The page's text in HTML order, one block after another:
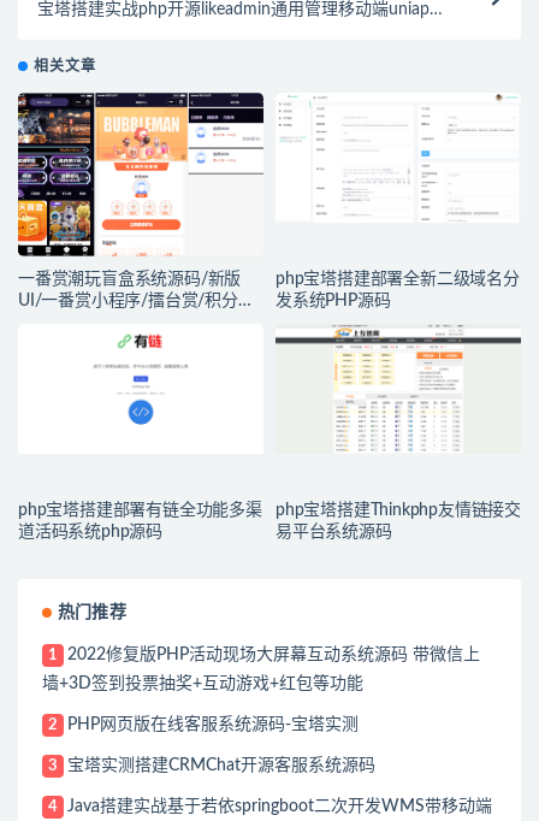
宝塔搭建实战php开源likeadmin通用管理移动端uniapp
相关文章
一番赏潮玩盲盒系统源码/新版
UI/一番赏小程序/擂台赏/积分赏/
php宝塔搭建部署全新二级域名分
发系统PHP源码
php宝塔搭建部署有链全功能多渠
道活码系统php源码
php宝塔搭建Thinkphp友情链接交
易平台系统源码
热门推荐
1
2022修复版PHP活动现场大屏幕互动系统源码 带微信上
墙+3D签到投票抽奖+互动游戏+红包等功能
2 PHP网页版在线客服系统源码-宝塔实测
3 宝塔实测搭建CRMChat开源客服系统源码
4
Java搭建实战基于若依springboot二次开发WMS带移动端